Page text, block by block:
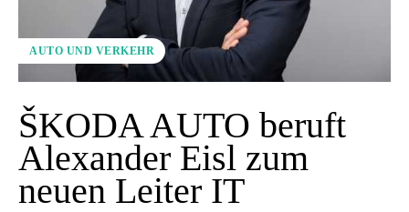
AUTO UND VERKEHR
ŠKODA AUTO beruft
Alexander Eisl zum
neuen Leiter IT